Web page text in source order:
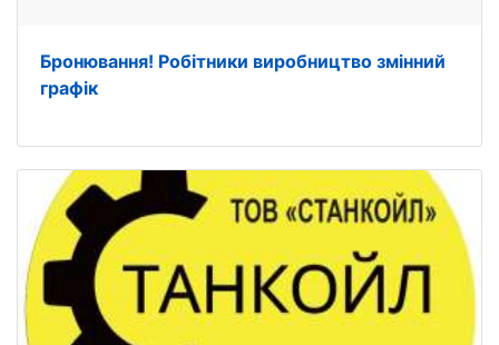
Бронювання! Робітники виробництво змінний
графік